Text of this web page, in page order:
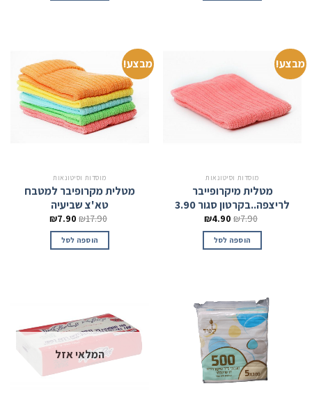
מבצע!
מוסדות וסיטונאות
מטלית מיקרופייבר
לריצפה..בקרטון סגור 3.90
₪7.90
₪4.90
הוספה לסל
מבצע!
מוסדות וסיטונאות
מטלית מקרופיבר למטבח
טא'צ שביעיה
₪17.90
₪7.90
הוספה לסל
המלאי אזל